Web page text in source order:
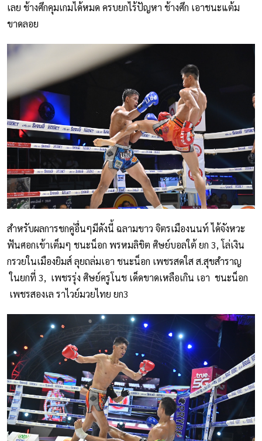
เลย ช้างศึกคุมเกมได้หมด ครบยกไร้ปัญหา ช้างศึก เอาชนะแต้ม
ขาดลอย
สำหรับผลการชกคู่อื่นๆมีดังนี้ ฉลามขาว จิตรเมืองนนท์ ได้จังหวะ
ฟันศอกเข้าเต็มๆ ชนะน็อก พรหมลิขิต ศิษย์บอลใต้ ยก 3, โล่เงิน
กรวยในเมืองยิมส์ ลุยถล่มเอา ชนะน็อก เพชรสดใส ส.สุขสำราญ
ในยกที่ 3, เพชรรุ่ง ศิษย์ครูโนช เด็ดขาดเหลือเกิน เอา ชนะน็อก
เพชรสองเล ราไวย์มวยไทย ยก3